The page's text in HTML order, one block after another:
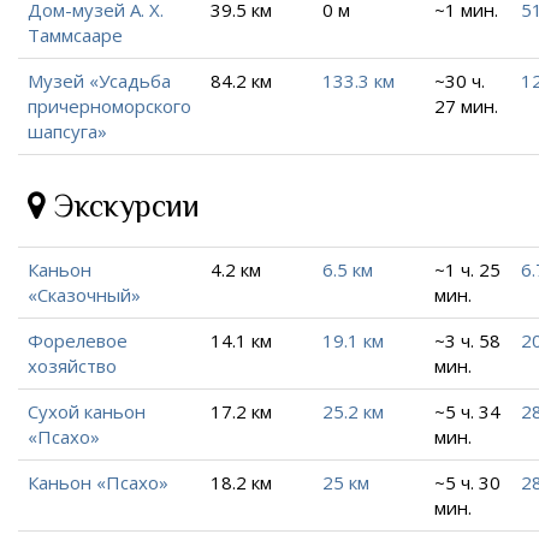
Дом-музей А. Х.
Таммсааре
39.5 км 0 м ~1 мин.
Музей «Усадьба
причерноморского
шапсуга»
84.2 км 133.3 км
~30 ч.
27 мин.
Экскурсии
Каньон
«Сказочный»
4.2 км 6.5 км
~1 ч. 25
мин.
Форелевое
хозяйство
14.1 км 19.1 км
~3 ч. 58
мин.
Сухой каньон
«Псахо»
17.2 км 25.2 км
~5 ч. 34
мин.
Каньон «Псахо» 18.2 км 25 км
~5 ч. 30
мин.